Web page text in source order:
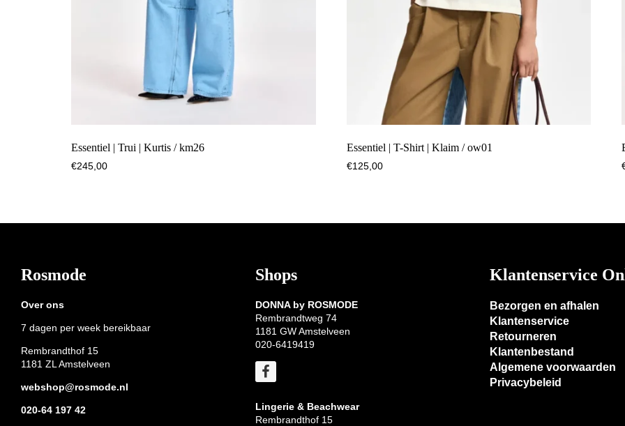
Essentiel | Trui | Kurtis / km26
€245,00
Essentiel | T-Shirt | Klaim / ow01
€125,00
Footer
Rosmode
Over ons
7 dagen per week bereikbaar
Rembrandthof 15
1181 ZL Amstelveen
webshop@rosmode.nl
020-64 197 42
Shops
DONNA by ROSMODE
Rembrandtweg 74
1181 GW Amstelveen
020-6419419
Lingerie & Beachwear
Rembrandthof 15
Klantenservice
Bezorgen en afhalen
Klantenservice
Retourneren
Klantenbestand
Algemene voorwaarden
Privacybeleid